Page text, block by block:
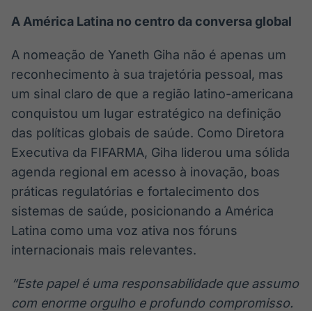
A América Latina no centro da conversa global
A nomeação de Yaneth Giha não é apenas um
reconhecimento à sua trajetória pessoal, mas
um sinal claro de que a região latino-americana
conquistou um lugar estratégico na definição
das políticas globais de saúde. Como Diretora
Executiva da FIFARMA, Giha liderou uma sólida
agenda regional em acesso à inovação, boas
práticas regulatórias e fortalecimento dos
sistemas de saúde, posicionando a América
Latina como uma voz ativa nos fóruns
internacionais mais relevantes.
“Este papel é uma responsabilidade que assumo
com enorme orgulho e profundo compromisso.